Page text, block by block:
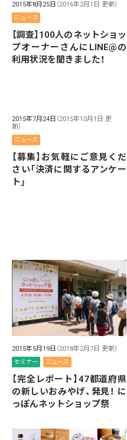
2015年8月25日 （2016年2月1日 更新）
ニュース
【調査】100人のネットショッ
プオーナーさんにLINE@の
利用状況を聞きました！
2015年7月24日 （2015年10月1日 更
新）
ニュース
【募集】お気軽にご意見くだ
さい「決済に関するアンケー
ト」
2015年5月19日 （2018年2月7日 更新）
セミナー ニュース
【完全レポート】47都道府県
の新しいおみやげ、発見！ に
っぽんネットショップ祭